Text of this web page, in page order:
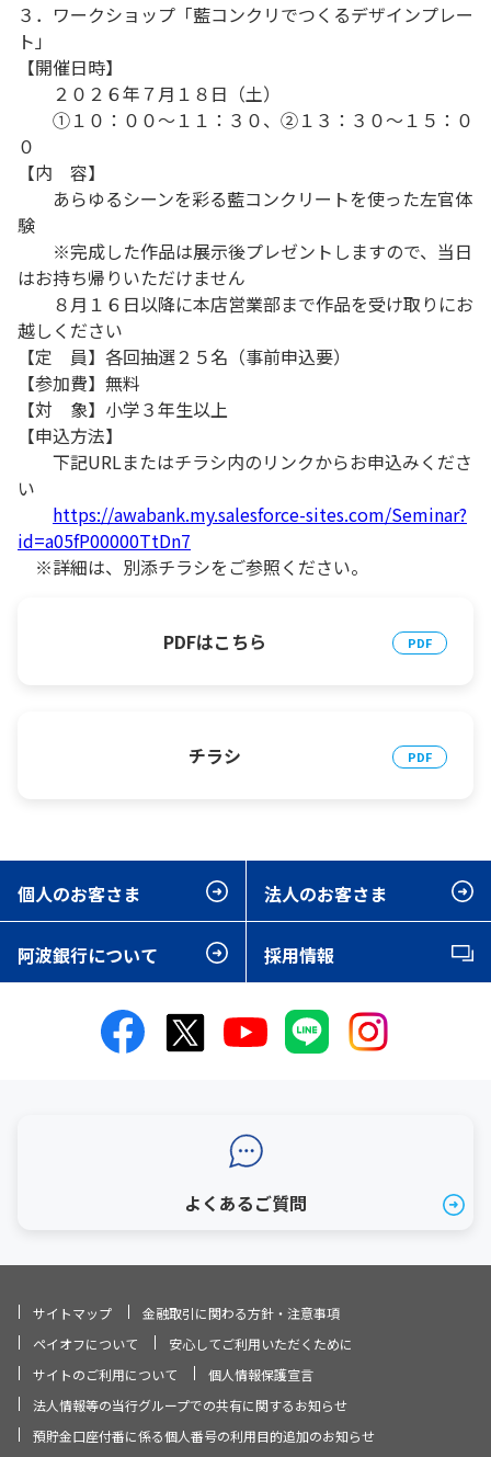
３．ワークショップ「藍コンクリでつくるデザインプレー
ト」
【開催日時】
２０２６年７月１８日（土）
①１０：００～１１：３０、②１３：３０～１５：０
０
【内 容】
あらゆるシーンを彩る藍コンクリートを使った左官体
験
※完成した作品は展示後プレゼントしますので、当日
はお持ち帰りいただけません
８月１６日以降に本店営業部まで作品を受け取りにお
越しください
【定 員】各回抽選２５名（事前申込要）
【参加費】無料
【対 象】小学３年生以上
【申込方法】
下記URLまたはチラシ内のリンクからお申込みくださ
い
https://awabank.my.salesforce-sites.com/Seminar?
id=a05fP00000TtDn7
※詳細は、別添チラシをご参照ください。
PDFはこちら
チラシ
個人のお客さま 法人のお客さま
阿波銀行について 採用情報
よくあるご質問
サイトマップ
金融取引に関わる方針・注意事項
ペイオフについて
安心してご利用いただくために
サイトのご利用について
個人情報保護宣言
法人情報等の当行グループでの共有に関するお知らせ
預貯金口座付番に係る個人番号の利用目的追加のお知らせ